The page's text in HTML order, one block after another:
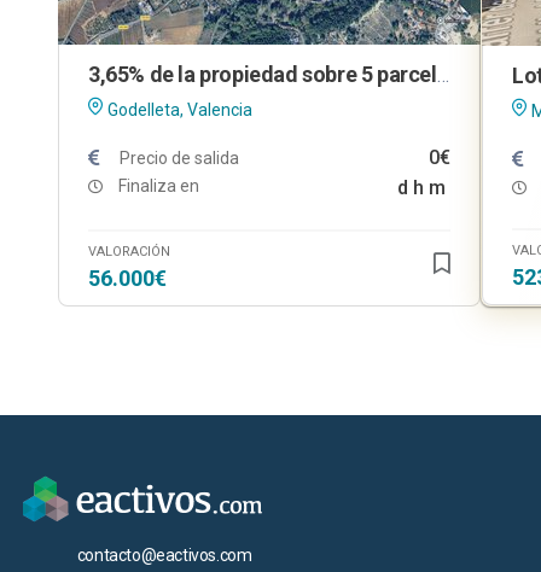
3,65% de la propiedad sobre 5 parcelas urbanas en Godelleta (Valencia)
Godelleta, Valencia
Precio de salida 0€
Finaliza en d h m
VALORACIÓN
56.000€
contacto@eactivos.com